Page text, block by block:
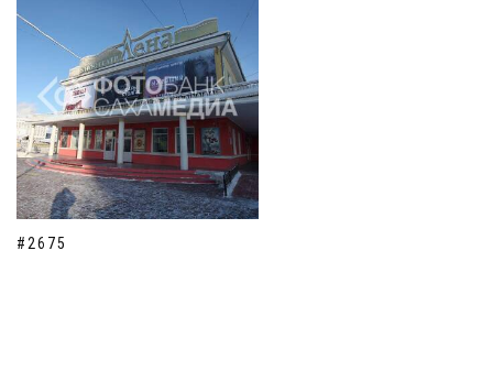
#2675